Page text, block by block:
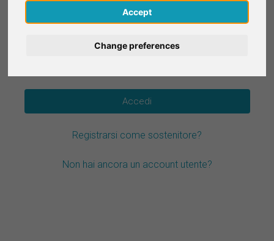
Accept
Change preferences
Password*
Registrarsi come sostenitore?
Non hai ancora un account utente?
English
Deutsch
Français